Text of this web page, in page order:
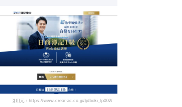
引用元：https://www.crear-ac.co.jp/lp/boki_lp002/